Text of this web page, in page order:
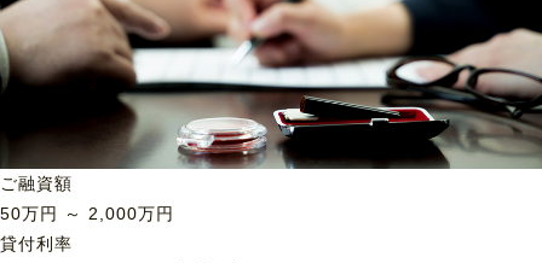
ご融資額
50万円 ～ 2,000万円
貸付利率